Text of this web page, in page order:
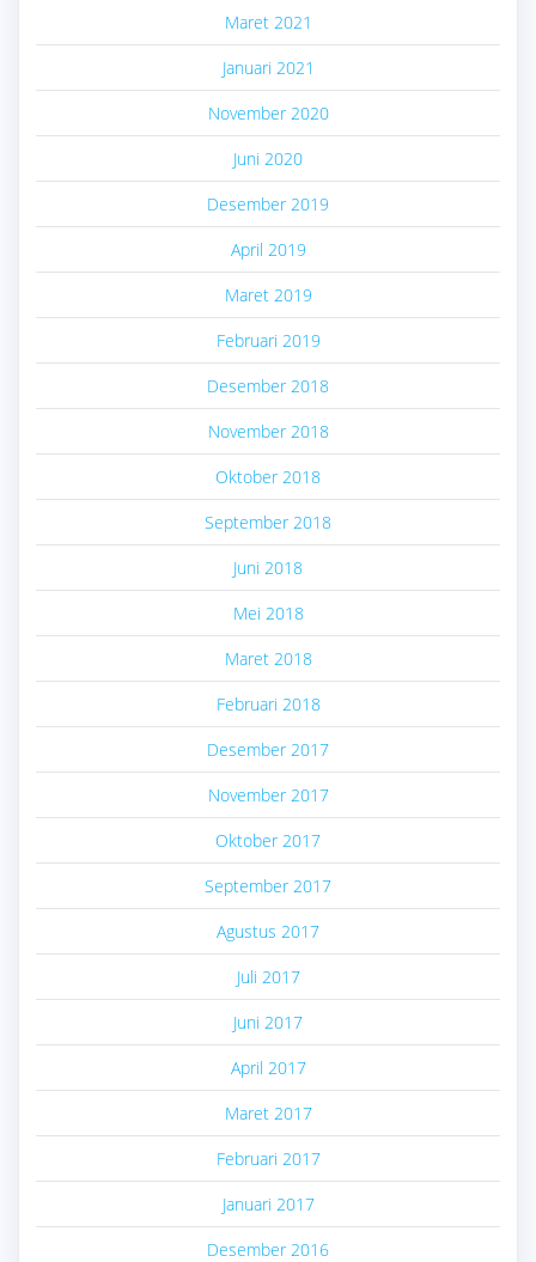
Maret 2021
Januari 2021
November 2020
Juni 2020
Desember 2019
April 2019
Maret 2019
Februari 2019
Desember 2018
November 2018
Oktober 2018
September 2018
Juni 2018
Mei 2018
Maret 2018
Februari 2018
Desember 2017
November 2017
Oktober 2017
September 2017
Agustus 2017
Juli 2017
Juni 2017
April 2017
Maret 2017
Februari 2017
Januari 2017
Desember 2016